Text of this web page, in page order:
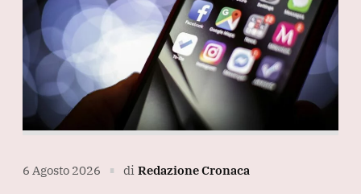
6 Agosto 2026 ∎ di Redazione Cronaca